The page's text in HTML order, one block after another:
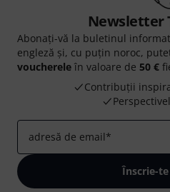
Newsletter
Abonați-vă la buletinul
engleză și, cu puțin noroc,
voucherele în valoare de 50 €
Contribuții
adresă de email*
Înscrie-